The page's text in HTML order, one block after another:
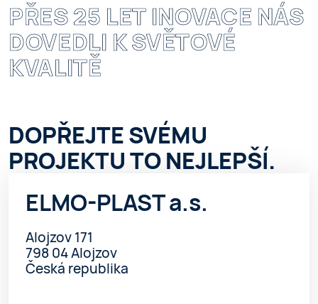
PŘES 25 LET INOVACE NÁS
DOVEDLI K SVĚTOVÉ
KVALITĚ
DOPŘEJTE SVÉMU
PROJEKTU TO NEJLEPŠÍ.
ELMO-PLAST a.s.
Alojzov 171
798 04 Alojzov
Česká republika